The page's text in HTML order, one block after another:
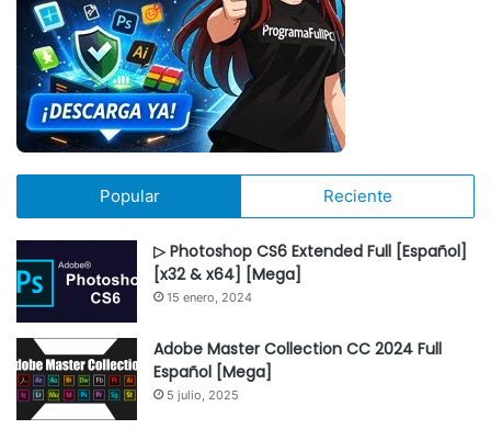
Popular Reciente
▷ Photoshop CS6 Extended Full [Español]
[x32 & x64] [Mega]
15 enero, 2024
Adobe Master Collection CC 2024 Full
Español [Mega]
5 julio, 2025